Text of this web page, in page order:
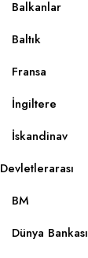
Balkanlar
Baltık
Fransa
İngiltere
İskandinav
Devletlerarası
BM
Dünya Bankası